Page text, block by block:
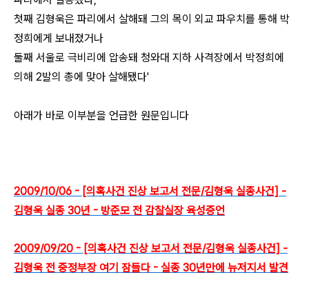
첫째 김형욱은 파리에서 살해돼 그의 목이 외교 파우치를 통해 박
정희에게 보내졌거나
둘째 서울로 극비리에 압송돼 청와대 지하 사격장에서 박정희에
의해 2발의 총에 맞아 살해됐다'
아래가 바로 이부분을 언급한 원문입니다
2009/10/06 - [의혹사건 진상 보고서 전문/김형욱 실종사건] -
김형욱 실종 30년 - 방준모 전 감찰실장 육성증언
2009/09/20 - [의혹사건 진상 보고서 전문/김형욱 실종사건] -
김형욱 전 중정부장 여기 잠들다 - 실종 30년만에 뉴저지서 발견